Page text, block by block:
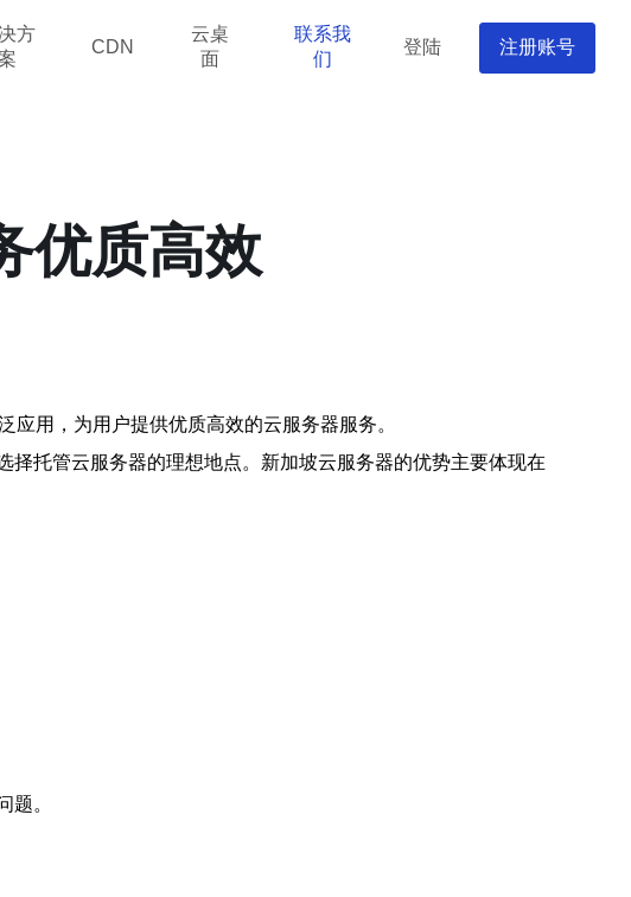
方
CDN
云桌
面
联系我
们
登陆 注册账号
优质高效
用，为用户提供优质高效的云服务器服务。
托管云服务器的理想地点。新加坡云服务器的优势主要体现在
题。